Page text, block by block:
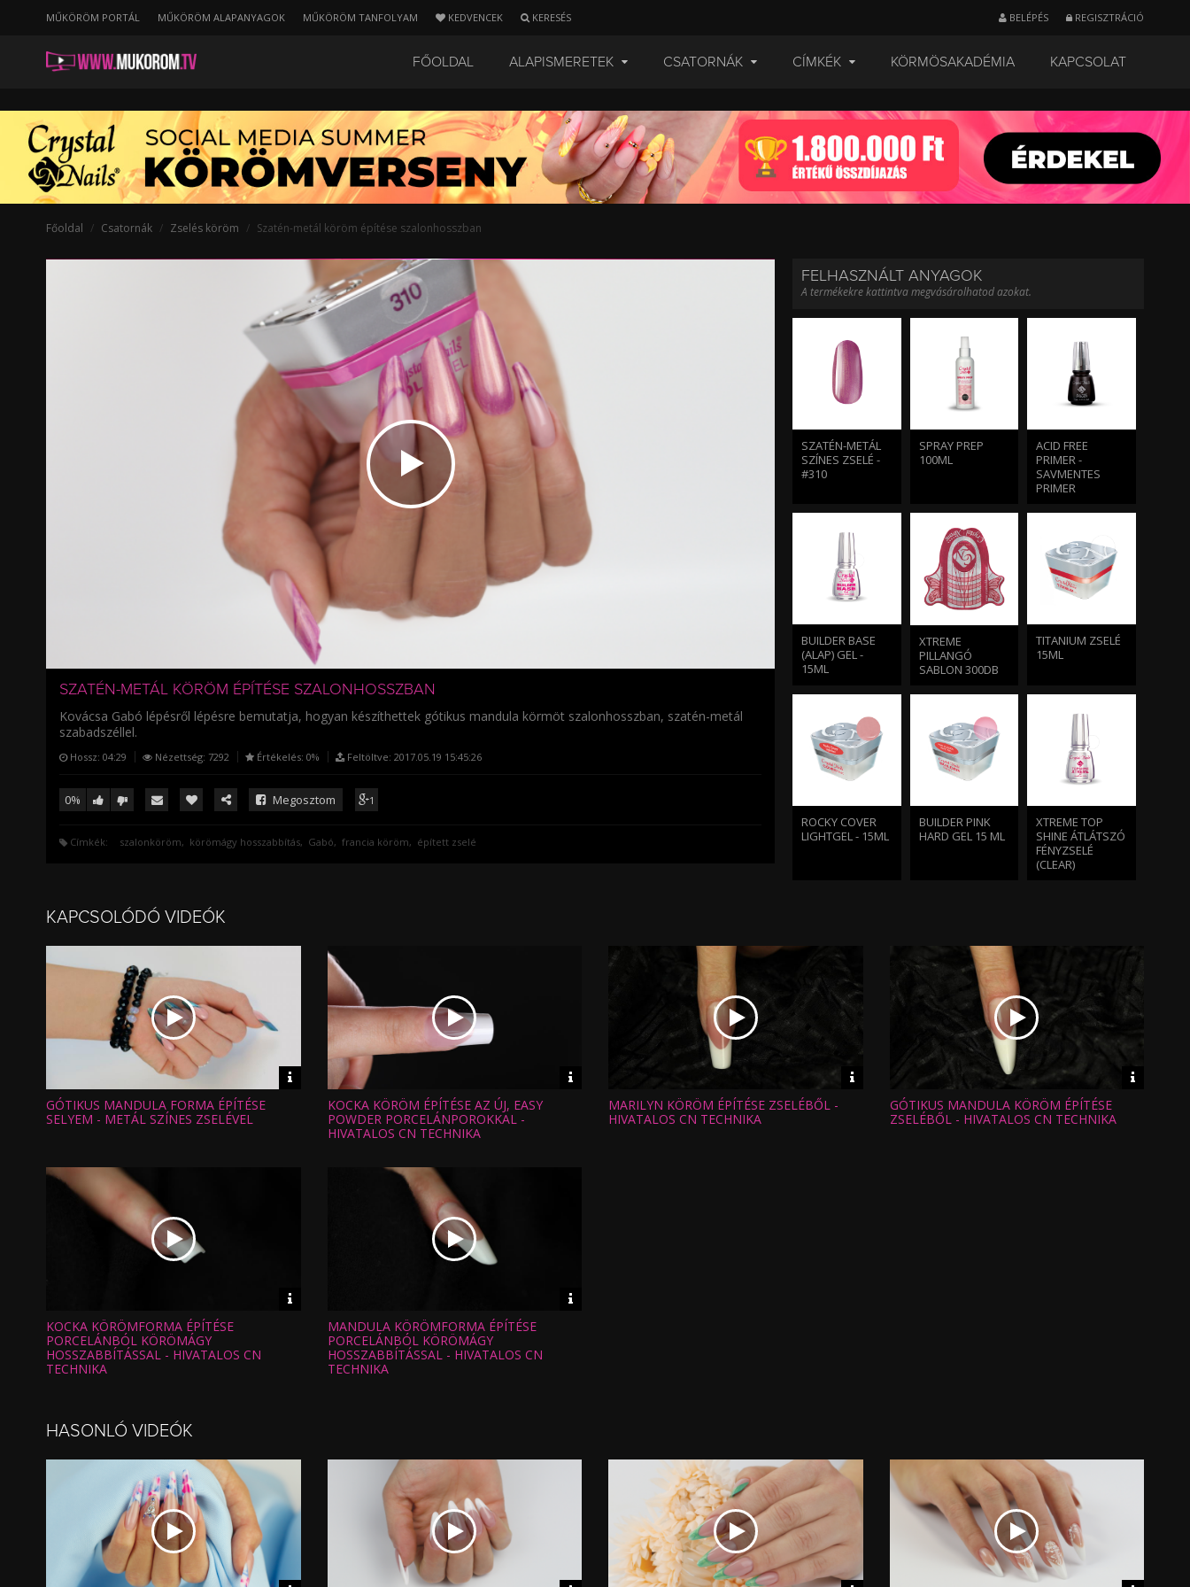
MŰKÖRÖM PORTÁL MŰKÖRÖM ALAPANYAGOK MŰKÖRÖM TANFOLYAM KEDVENCEK KERESÉS BELÉPÉS REGISZTRÁCIÓ
FŐOLDAL ALAPISMERETEK CSATORNÁK CÍMKÉK KÖRMÖSAKADÉMIA KAPCSOLAT
Főoldal Csatornák Zselés köröm Szatén-metál köröm építése szalonhosszban
SZATÉN-METÁL KÖRÖM ÉPÍTÉSE SZALONHOSSZBAN
Kovácsa Gabó lépésről lépésre bemutatja, hogyan készíthettek gótikus mandula körmöt szalonhosszban, szatén-metál
szabadszéllel.
Hossz: 04:29 Nézettség: 7292 Értékelés: 0% Feltöltve: 2017.05.19 15:45:26
0% Megosztom 1
Címkék: szalonköröm körömágy hosszabbítás Gabó francia köröm épített zselé
FELHASZNÁLT ANYAGOK
A termékekre kattintva megvásárolhatod azokat.
SZATÉN-METÁL
SZÍNES ZSELÉ -
#310
SPRAY PREP
100ML
ACID FREE
PRIMER -
SAVMENTES
PRIMER
BUILDER BASE
(ALAP) GEL -
15ML
XTREME
PILLANGÓ
SABLON 300DB
TITANIUM ZSELÉ
15ML
ROCKY COVER
LIGHTGEL - 15ML
BUILDER PINK
HARD GEL 15 ML
XTREME TOP
SHINE ÁTLÁTSZÓ
FÉNYZSELÉ
(CLEAR)
PROFESSZIONÁLIS
RESZELŐ
150/150 (KÉK)
ILLATOSÍTOTT
CLEANSER
FIXÁLÓ
FOLYADÉK - EPER
(100 ML)
KAPCSOLÓDÓ VIDEÓK
Video
információk
Hossz:
Nézettség:
GÓTIKUS MANDULA FORMA ÉPÍTÉSE
SELYEM - METÁL SZÍNES ZSELÉVEL
Video
Hossz:
Nézettség:
Értékelés:
Feltöltve:
KOCKA KÖRÖM ÉPÍTÉSE AZ ÚJ, EASY
POWDER PORCELÁNPOROKKAL -
HIVATALOS CN TECHNIKA
Video
Hossz:
Nézettség:
MARILYN KÖRÖM ÉPÍTÉSE ZSELÉBŐL -
HIVATALOS CN TECHNIKA
Video
Hossz:
Nézettség:
GÓTIKUS MANDULA KÖRÖM ÉPÍTÉSE
ZSELÉBŐL - HIVATALOS CN TECHNIKA
Video
Hossz:
Nézettség:
Értékelés:
Feltöltve:
KOCKA KÖRÖMFORMA ÉPÍTÉSE
PORCELÁNBÓL KÖRÖMÁGY
HOSSZABBÍTÁSSAL - HIVATALOS CN
TECHNIKA
Video
Hossz:
Nézettség:
Értékelés:
Feltöltve:
MANDULA KÖRÖMFORMA ÉPÍTÉSE
PORCELÁNBÓL KÖRÖMÁGY
HOSSZABBÍTÁSSAL - HIVATALOS CN
TECHNIKA
HASONLÓ VIDEÓK